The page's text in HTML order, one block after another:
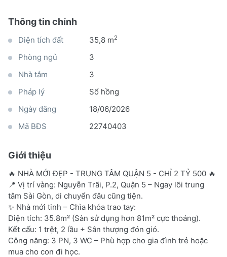
Thông tin chính
Diện tích đất 35,8 m2
Phòng ngủ
3
Nhà tắm
3
Pháp lý
Sổ hồng
Ngày đăng
18/06/2026
Mã BĐS
22740403
Giới thiệu
🔥 NHÀ MỚI ĐẸP - TRUNG TÂM QUẬN 5 - CHỈ 2 TỶ 500 🔥
📍 Vị trí vàng: Nguyễn Trãi, P.2, Quận 5 – Ngay lõi trung
tâm Sài Gòn, di chuyển đâu cũng tiện.
✨ Nhà mới tinh – Chìa khóa trao tay:
Diện tích: 35.8m² (Sàn sử dụng hơn 81m² cực thoáng).
Kết cấu: 1 trệt, 2 lầu + Sân thượng đón gió.
Công năng: 3 PN, 3 WC – Phù hợp cho gia đình trẻ hoặc
mua cho con đi học.